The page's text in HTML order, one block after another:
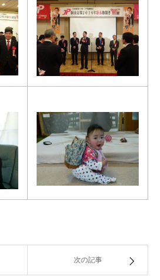
次の記事